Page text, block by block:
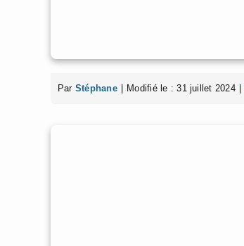
Par Stéphane Modifié le : 31 juillet 2024